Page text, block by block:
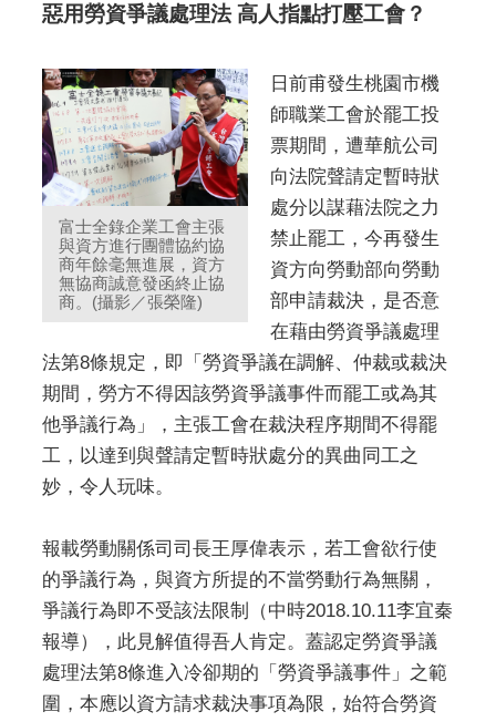
惡用勞資爭議處理法 高人指點打壓工會？
富士全錄企業工會主張
與資方進行團體協約協
商年餘毫無進展，資方
無協商誠意發函終止協
商。(攝影／張榮隆)
日前甫發生桃園市機
師職業工會於罷工投
票期間，遭華航公司
向法院聲請定暫時狀
處分以謀藉法院之力
禁止罷工，今再發生
資方向勞動部向勞動
部申請裁決，是否意
在藉由勞資爭議處理
法第8條規定，即「勞資爭議在調解、仲裁或裁決
期間，勞方不得因該勞資爭議事件而罷工或為其
他爭議行為」，主張工會在裁決程序期間不得罷
工，以達到與聲請定暫時狀處分的異曲同工之
妙，令人玩味。
報載勞動關係司司長王厚偉表示，若工會欲行使
的爭議行為，與資方所提的不當勞動行為無關，
爭議行為即不受該法限制（中時2018.10.11李宜秦
報導），此見解值得吾人肯定。蓋認定勞資爭議
處理法第8條進入冷卻期的「勞資爭議事件」之範
圍，本應以資方請求裁決事項為限，始符合勞資